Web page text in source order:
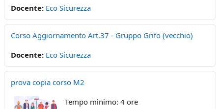
Docente: Eco Sicurezza
Corso Aggiornamento Art.37 - Gruppo Grifo (vecchio)
Docente: Eco Sicurezza
prova copia corso M2
Tempo minimo: 4 ore